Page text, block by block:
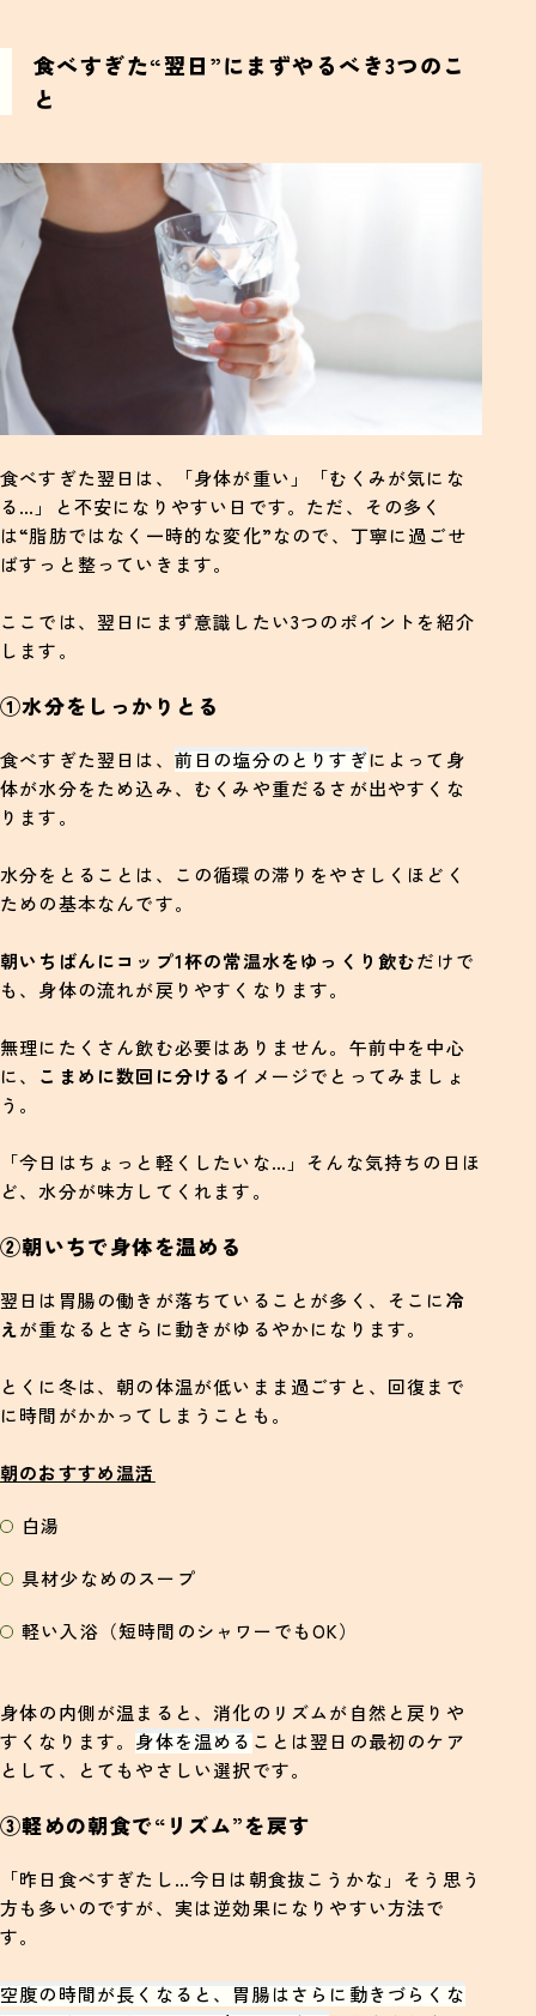
食べすぎた“翌日”にまずやるべき3つのこ
と
食べすぎた翌日は、「身体が重い」「むくみが気にな
る…」と不安になりやすい日です。ただ、その多く
は“脂肪ではなく一時的な変化”なので、丁寧に過ごせ
ばすっと整っていきます。
ここでは、翌日にまず意識したい3つのポイントを紹介
します。
①水分をしっかりとる
食べすぎた翌日は、 前日の塩分のとりすぎによって身
体が水分をため込み、むくみや重だるさが出やすくな
ります。
水分をとることは、この循環の滞りをやさしくほどく
ための基本なんです。
朝いちばんにコップ1杯の常温水をゆっくり飲むだけで
も、身体の流れが戻りやすくなります。
無理にたくさん飲む必要はありません。午前中を中心
に、 こまめに数回に分ける イメージでとってみましょ
う。
「今日はちょっと軽くしたいな…」そんな気持ちの日ほ
ど、水分が味方してくれます。
②朝いちで身体を温める
翌日は胃腸の働きが落ちていることが多く、そこに冷
えが重なるとさらに動きがゆるやかになります。
とくに冬は、朝の体温が低いまま過ごすと、回復まで
に時間がかかってしまうことも。
朝のおすすめ温活
白湯
具材少なめのスープ
軽い入浴（短時間のシャワーでもOK）
身体の内側が温まると、消化のリズムが自然と戻りや
すくなります。 身体を温める ことは翌日の最初のケア
として、とてもやさしい選択です。
③軽めの朝食で“リズム”を戻す
「昨日食べすぎたし…今日は朝食抜こうかな」そう思う
方も多いのですが、実は逆効果になりやすい方法で
す。
空腹の時間が長くなると、胃腸はさらに動きづらくな